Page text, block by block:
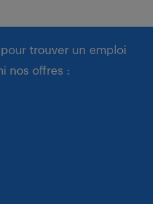
trouver un emploi
nos offres :